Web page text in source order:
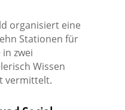
organisiert eine
Stationen für
zwei
Wissen
vermittelt.